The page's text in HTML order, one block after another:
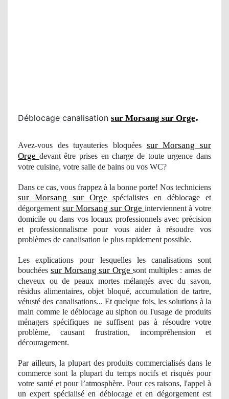
Déblocage canalisation sur Morsang sur Orge.
Avez-vous des tuyauteries bloquées sur Morsang sur
Orge devant être prises en charge de toute urgence dans
votre cuisine, votre salle de bains ou vos WC?
Dans ce cas, vous frappez à la bonne porte! Nos techniciens
sur Morsang sur Orgespécialistes en déblocage et
dégorgement sur Morsang sur Orge interviennent à votre
domicile ou dans vos locaux professionnels avec précision
et professionnalisme pour vous aider à résoudre vos
problèmes de canalisation le plus rapidement possible.
Les explications pour lesquelles les canalisations sont
bouchées sur Morsang sur Orge sont multiples : amas de
cheveux ou de peaux mortes mélangés avec du savon,
résidus alimentaires, objet bloqué, accumulation de tartre,
vétusté des canalisations... Et quelque fois, les solutions à la
main comme le déblocage au siphon oul'usage de produits
ménagersspécifiques ne suffisent pas à résoudre votre
problème,causant frustration, incompréhension et
découragement.
Par ailleurs, la plupart des produits commercialisés dans le
commerce sont la plupart du temps nocifs et risqués pour
votre santé et pour l’atmosphère. Pour ces raisons, l'appel à
un expert spécialisé en déblocage et en dégorgement est